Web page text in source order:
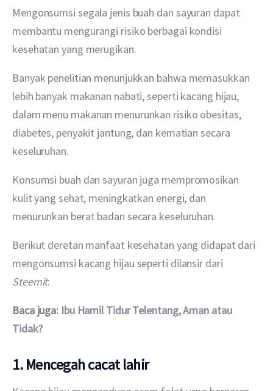
Mengonsumsi segala jenis buah dan sayuran dapat
membantu mengurangi risiko berbagai kondisi
kesehatan yang merugikan.
Banyak penelitian menunjukkan bahwa memasukkan
lebih banyak makanan nabati, seperti kacang hijau,
dalam menu makanan menurunkan risiko obesitas,
diabetes, penyakit jantung, dan kematian secara
keseluruhan.
Konsumsi buah dan sayuran juga mempromosikan
kulit yang sehat, meningkatkan energi, dan
menurunkan berat badan secara keseluruhan.
Berikut deretan manfaat kesehatan yang didapat dari
mengonsumsi kacang hijau seperti dilansir dari
Steemit:
Baca juga: Ibu Hamil Tidur Telentang, Aman atau
Tidak?
1. Mencegah cacat lahir